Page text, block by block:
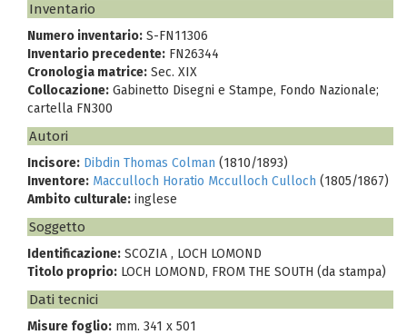
Inventario
Numero inventario: S-FN11306
Inventario precedente: FN26344
Cronologia matrice: Sec. XIX
Collocazione: Gabinetto Disegni e Stampe, Fondo Nazionale;
cartella FN300
Autori
Incisore: Dibdin Thomas Colman (1810/1893)
Inventore: Macculloch Horatio Mcculloch Culloch (1805/1867)
Ambito culturale: inglese
Soggetto
Identificazione: SCOZIA , LOCH LOMOND
Titolo proprio: LOCH LOMOND, FROM THE SOUTH (da stampa)
Dati tecnici
Misure foglio: mm. 341 x 501